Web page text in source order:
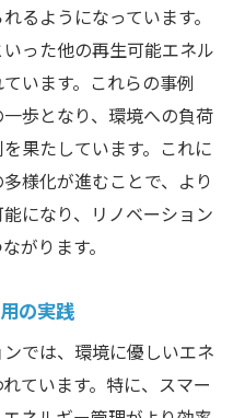
るようになっています。
った他の再生可能エネル
います。これらの事例
歩となり、環境への負荷
果たしています。これに
様化が進むことで、より
になり、リノベーション
がります。
の実践
では、環境に優しいエネ
ています。特に、スマー